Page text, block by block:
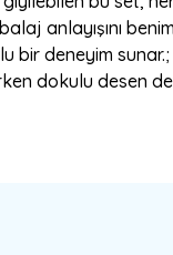
anlayışını
bir deneyim
dokulu desen